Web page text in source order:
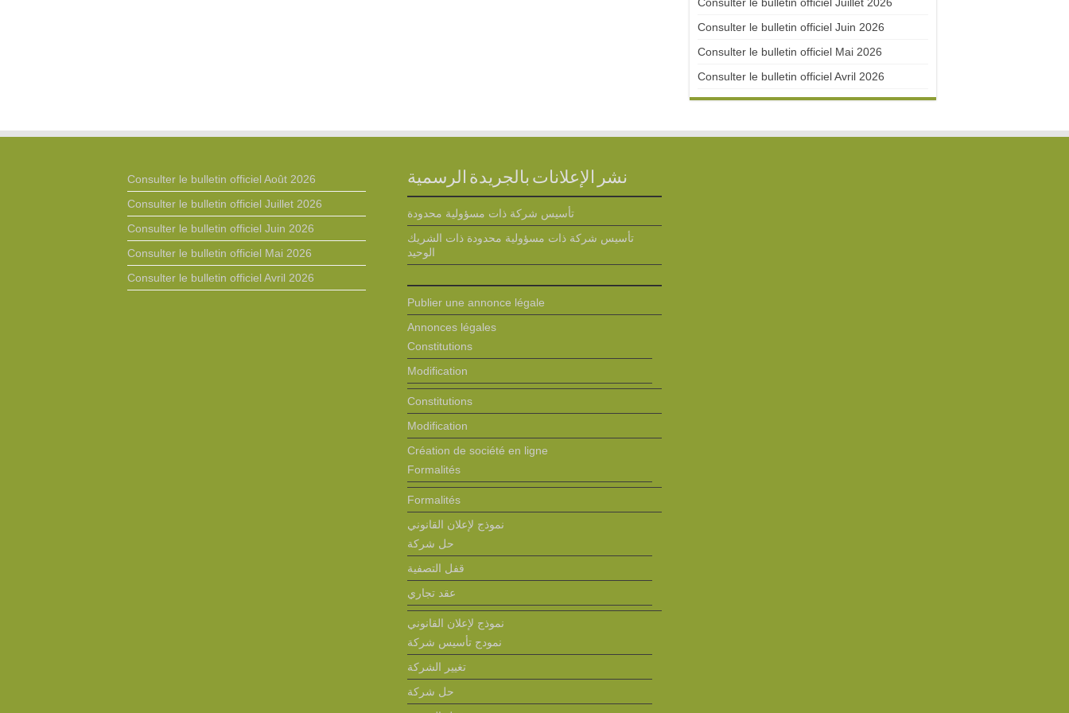
Consulter le bulletin officiel Juin 2026
Consulter le bulletin officiel Mai 2026
Consulter le bulletin officiel Avril 2026
Consulter le bulletin officiel Août 2026
Consulter le bulletin officiel Juillet 2026
Consulter le bulletin officiel Juin 2026
Consulter le bulletin officiel Mai 2026
Consulter le bulletin officiel Avril 2026
نشر الإعلانات بالجريدة الرسمية
تأسيس شركة ذات مسؤولية محدودة
تأسيس شركة ذات مسؤولية محدودة ذات الشريك
الوحيد
Publier une annonce légale
Annonces légales
Constitutions
Modification
Constitutions
Modification
Création de société en ligne
Formalités
Formalités
نموذج لإعلان القانوني
حل شركة
قفل التصفية
عقد تجاري
نموذج لإعلان القانوني
نمودج تأسيس شركة
تغيير الشركة
حل شركة